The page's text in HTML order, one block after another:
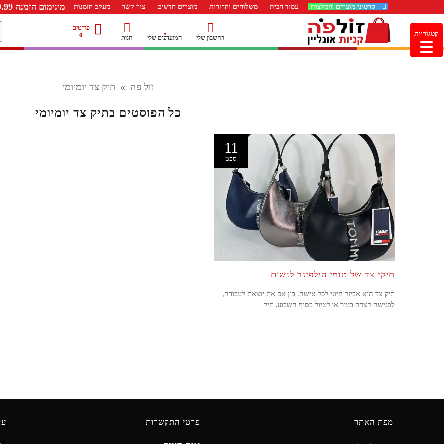
סרטוני מוצרים והמלצות עמוד הבית משלוחים והחזרות מוצרים חדשים צור קשר מעקב הזמנות מינימום הזמנה 99.99 ש"ח – משלוח חינם ברכישה מעל 249.99ש"ח
החשבון שלי המועדפים שלי חנות
פריטים
0
זול פה » תיק צד יומיומי
כל הפוסטים בתיק צד יומיומי
11
ספט
תיקי צד של טומי הילפיגר לנשים
תיק צד הוא אביזר חיוני לכל אישה. בין אם את יוצאת לעבודה,
לפגישה קצרה בעיר או לטיול בסוף השבוע, תיק
מפת האתר פרטי התקשרות
קטגוריות